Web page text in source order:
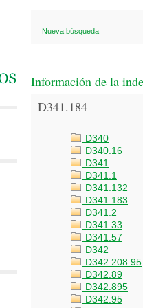
Nueva búsqueda
Información de la
D341.184
D340
D340.16
D341
D341.1
D341.132
D341.183
D341.2
D341.33
D341.57
D342
D342.208 95
D342.89
D342.895
D342.95